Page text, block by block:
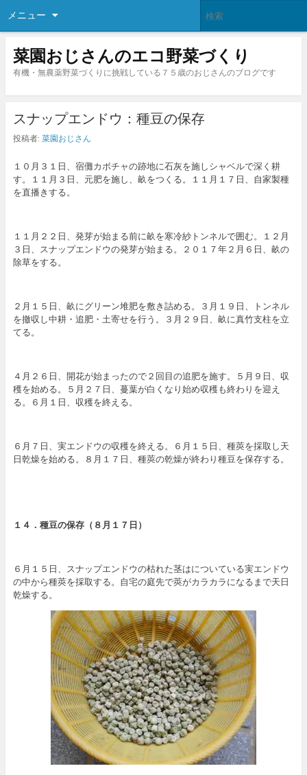
メニュー
菜園おじさんのエコ野菜づくり
有機・無農薬野菜づくりに挑戦している７５歳のおじさんのブログです
スナップエンドウ：種豆の保存
投稿者: 菜園おじさん
１０月３１日、宿儺カボチャの跡地に石灰を施しシャベルで深く耕
す。１１月３日、元肥を施し、畝をつくる。１１月１７日、自家製種
を直播きする。
１１月２２日、発芽が始まる前に畝を寒冷紗トンネルで囲む。１２月
３日、スナップエンドウの発芽が始まる。２０１７年２月６日、畝の
除草をする。
２月１５日、畝にグリーン堆肥を敷き詰める。３月１９日、トンネル
を撤収し中耕・追肥・土寄せを行う。３月２９日、畝に真竹支柱を立
てる。
４月２６日、開花が始まったので２回目の追肥を施す。５月９日、収
穫を始める。５月２７日、蔓葉が白くなり始め収穫も終わりを迎え
る。６月１日、収穫を終える。
６月７日、実エンドウの収穫を終える。６月１５日、種莢を採取し天
日乾燥を始める。８月１７日、種莢の乾燥が終わり種豆を保存する。
１４．種豆の保存（８月１７日）
６月１５日、スナップエンドウの枯れた茎はについている実エンドウ
の中から種莢を採取する。自宅の庭先で莢がカラカラになるまで天日
乾燥する。